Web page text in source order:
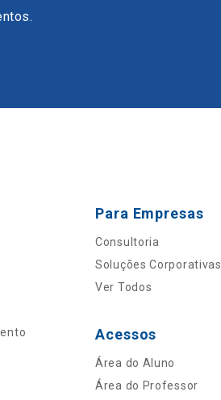
Para Empresas
Consultoria
Soluções Corporativas
Ver Todos
Acessos
Área do Aluno
Área do Professor